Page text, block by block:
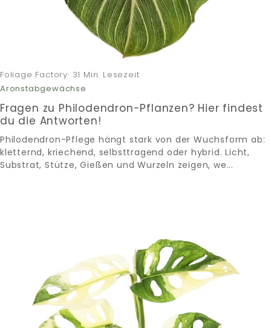
Foliage Factory· 31 Min. Lesezeit
Aronstabgewächse
Fragen zu Philodendron-Pflanzen? Hier findest
du die Antworten!
Philodendron-Pflege hängt stark von der Wuchsform ab:
kletternd, kriechend, selbsttragend oder hybrid. Licht,
Substrat, Stütze, Gießen und Wurzeln zeigen, we...